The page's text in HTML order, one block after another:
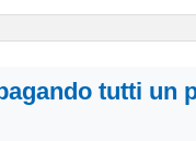
tutti un